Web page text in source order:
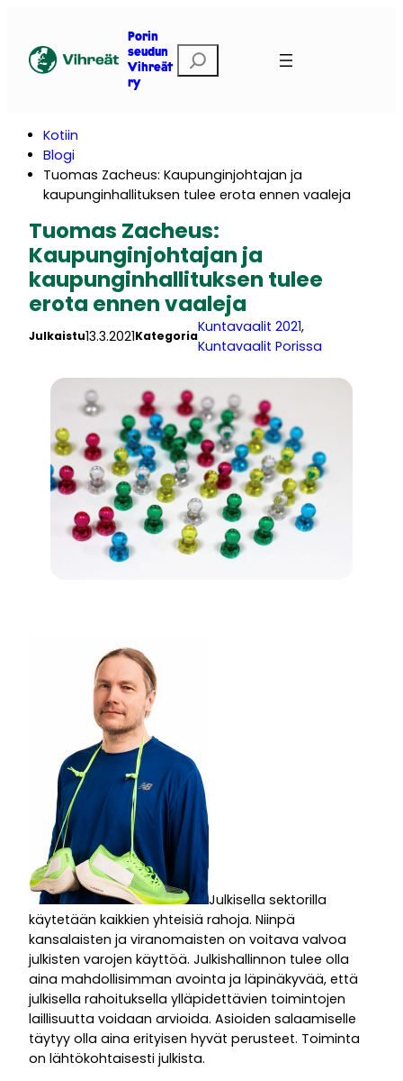
Porin
seudun
Vihreät
ry
t
Kotiin
Blogi
Tuomas Zacheus: Kaupunginjohtajan ja
kaupunginhallituksen tulee erota ennen vaaleja
Tuomas Zacheus:
Kaupunginjohtajan ja
kaupunginhallituksen tulee
erota ennen vaaleja
Julkaistu13.3.2021Kategoria
Kuntavaalit 2021
Kuntavaalit Porissa
Julkisella sektorilla
käytetään kaikkien yhteisiä rahoja. Niinpä
kansalaisten ja viranomaisten on voitava valvoa
julkisten varojen käyttöä. Julkishallinnon tulee olla
aina mahdollisimman avointa ja läpinäkyvää, että
julkisella rahoituksella ylläpidettävien toimintojen
laillisuutta voidaan arvioida. Asioiden salaamiselle
täytyy olla aina erityisen hyvät perusteet. Toiminta
on lähtökohtaisesti julkista.